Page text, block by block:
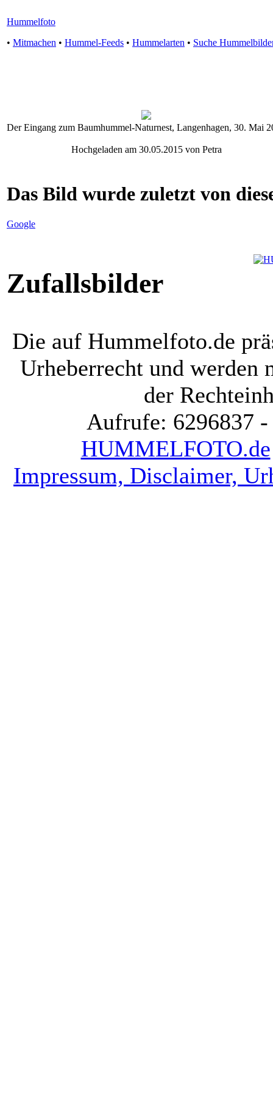
Hummelfoto
• Mitmachen • Hummel-Feeds • Hummelarten • Suche
Der Eingang zum Baumhummel-Naturnest, Langenhagen, 30. Mai
Hochgeladen am 30.05.2015 von Petra
Das Bild wurde zuletzt von
Google
Zufallsbilder
Die auf Hummelfoto.de
Urheberrecht und werden
der
Aufrufe: 6296837
HUMMELFOTO.de
Impressum, Disclaimer,